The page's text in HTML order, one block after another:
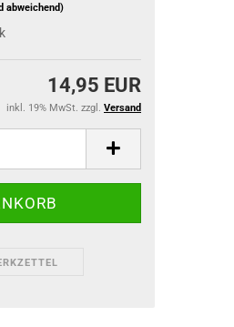
abweichend)
14,95 EUR
inkl. 19% MwSt. zzgl. Versand